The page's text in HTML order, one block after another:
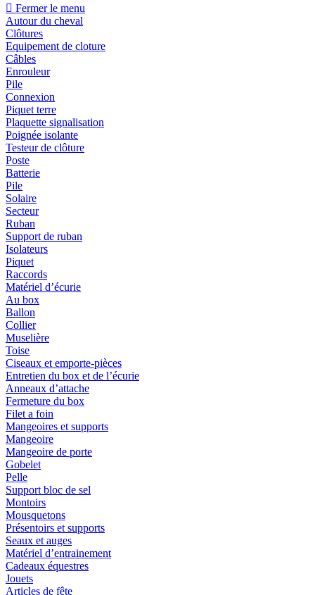
onglet nouvel
onglet
Fermer le menu
Autour du cheval
Clôtures
Equipement de cloture
Câbles
Enrouleur
Pile
Connexion
Piquet terre
Plaquette signalisation
Poignée isolante
Testeur de clôture
Poste
Batterie
Pile
Solaire
Secteur
Ruban
Support de ruban
Isolateurs
Piquet
Raccords
Matériel d’écurie
Au box
Ballon
Collier
Muselière
Toise
Ciseaux et emporte-pièces
Entretien du box et de l’écurie
Anneaux d’attache
Fermeture du box
Filet a foin
Mangeoires et supports
Mangeoire
Mangeoire de porte
Gobelet
Pelle
Support bloc de sel
Montoirs
Mousquetons
Présentoirs et supports
Seaux et auges
Matériel d’entrainement
Cadeaux équestres
Jouets
Articles de fête